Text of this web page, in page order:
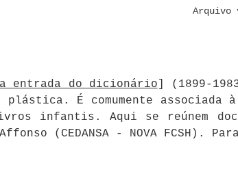
Arquivo
entrada do dicionário ] (1899-
É comumente associada
infantis. Aqui se reúnem
(CEDANSA - NOVA FCSH).